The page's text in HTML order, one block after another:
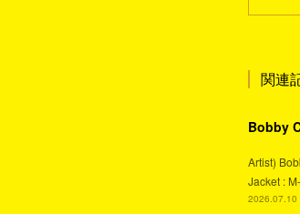
関連
Bobby
Artist)
Jacket :
2026.07.10